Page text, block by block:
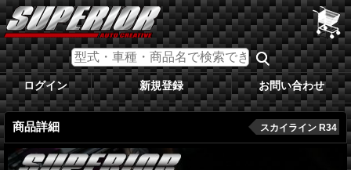
ログイン 新規登録 お問い合わせ
商品詳細 スカイライン R34